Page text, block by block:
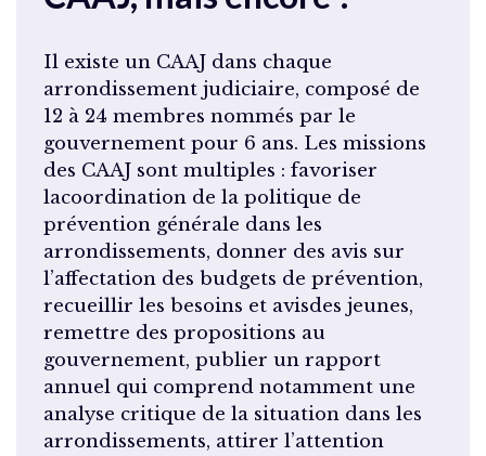
Il existe un CAAJ dans chaque
arrondissement judiciaire, composé de
12 à 24 membres nommés par le
gouvernement pour 6 ans. Les missions
des CAAJ sont multiples : favoriser
lacoordination de la politique de
prévention générale dans les
arrondissements, donner des avis sur
l’affectation des budgets de prévention,
recueillir les besoins et avisdes jeunes,
remettre des propositions au
gouvernement, publier un rapport
annuel qui comprend notamment une
analyse critique de la situation dans les
arrondissements, attirer l’attention